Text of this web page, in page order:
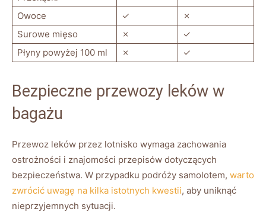
Owoce
✓
✗
Surowe mięso
✗
✓
Płyny powyżej 100 ml
✗ ✓
Bezpieczne przewozy leków w
bagażu
Przewoz leków przez lotnisko wymaga zachowania
ostrożności i znajomości przepisów dotyczących
bezpieczeństwa. W przypadku podróży samolotem, warto
zwrócić uwagę na kilka istotnych kwestii, aby uniknąć
nieprzyjemnych sytuacji.